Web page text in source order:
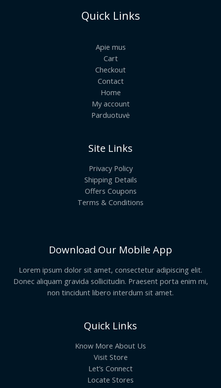
Quick Links
Apie mus
Cart
Checkout
Contact
Home
My account
Parduotuvė
Site Links
Privacy Policy
Shipping Details
Offers Coupons
Terms & Conditions
Download Our Mobile App
Lorem ipsum dolor sit amet, consectetur adipiscing elit.
Donec aliquam gravida sollicitudin. Praesent porta enim mi,
non tincidunt libero interdum sit amet.
Quick Links
Know More About Us
Visit Store
Let’s Connect
Locate Stores